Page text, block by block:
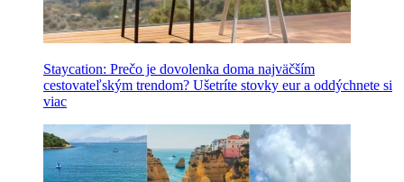
Staycation: Prečo je dovolenka doma najväčším
cestovateľským trendom? Ušetríte stovky eur a oddýchnete si
viac